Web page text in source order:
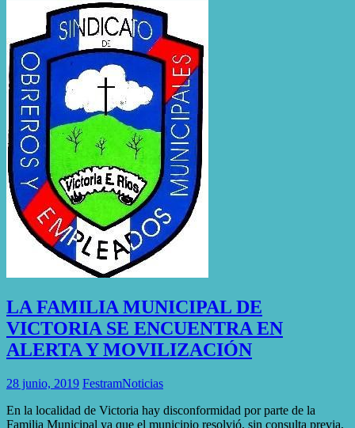
LA FAMILIA MUNICIPAL DE
VICTORIA SE ENCUENTRA EN
ALERTA Y MOVILIZACIÓN
28 junio, 2019 FestramNoticias
En la localidad de Victoria hay disconformidad por parte de la
Familia Municipal ya que el municipio resolvió, sin consulta previa,